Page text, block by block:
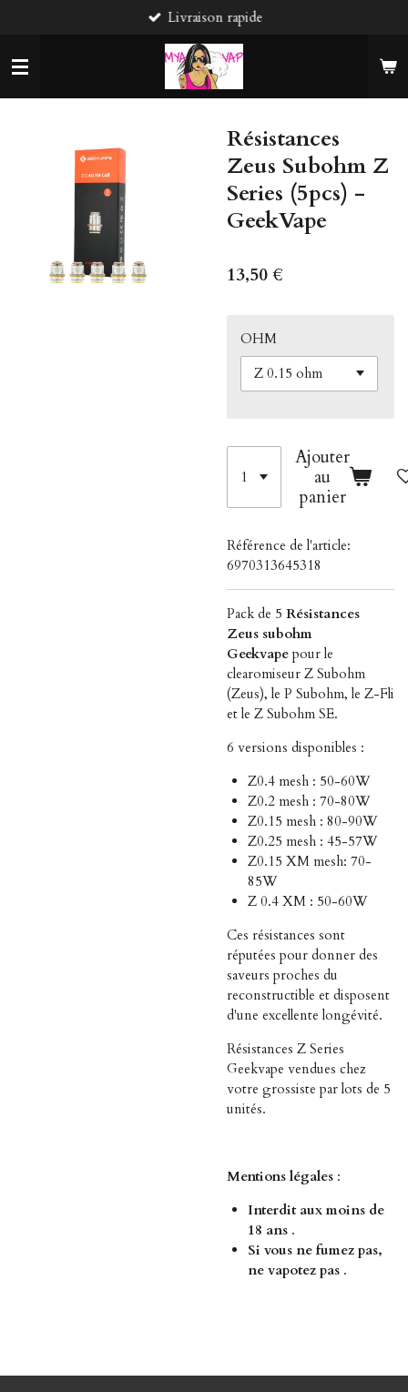
contenu
principal
Livraison rapide
Résistances
Zeus Subohm Z
Series (5pcs) -
GeekVape
13,50 €
OHM
Ajouter
au
panier
Référence de l'article:
6970313645318
Pack de 5 Résistances
Zeus subohm
Geekvape pour le
clearomiseur Z Subohm
(Zeus), le P Subohm, le Z-Fli
et le Z Subohm SE.
6 versions disponibles :
Z0.4 mesh : 50-60W
Z0.2 mesh : 70-80W
Z0.15 mesh : 80-90W
Z0.25 mesh : 45-57W
Z0.15 XM mesh: 70-
85W
Z 0.4 XM : 50-60W
Ces résistances sont
réputées pour donner des
saveurs proches du
reconstructible et disposent
d'une excellente longévité.
Résistances Z Series
Geekvape vendues chez
votre grossiste par lots de 5
unités.
Mentions légales :
Interdit aux moins de
18 ans.
Si vous ne fumez pas,
ne vapotez pas.